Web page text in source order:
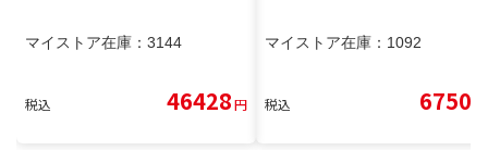
マイストア在庫： 3144
税込 46428円
マイストア在庫： 1092
税込 6750